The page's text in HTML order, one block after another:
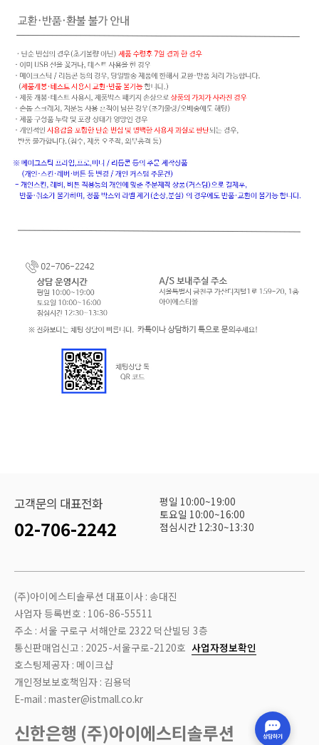
고객문의 대표전화
02-706-2242
평일 10:00~19:00
토요일 10:00~16:00
점심시간 12:30~13:30
(주)아이에스티솔루션 대표이사 : 송대진
사업자 등록번호 : 106-86-55511
주소 : 서울 구로구 서해안로 2322 덕산빌딩 3층
통신판매업신고 : 2025-서울구로-2120호 사업자정보확인
호스팅제공자 : 메이크샵
개인정보보호책임자 : 김용덕
E-mail : master@istmall.co.kr
신한은행 (주)아이에스티솔루션